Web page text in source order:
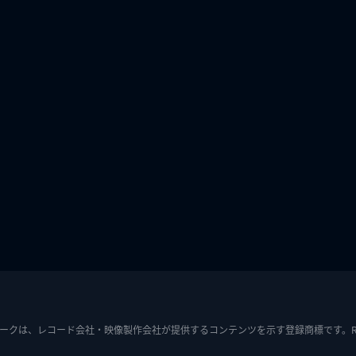
クは、レコード会社・映像製作会社が提供するコンテンツを示す登録商標です。